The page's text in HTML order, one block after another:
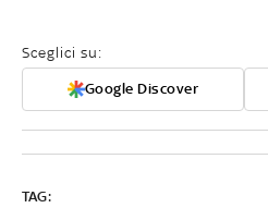
Sceglici su:
Google Discover
TAG: